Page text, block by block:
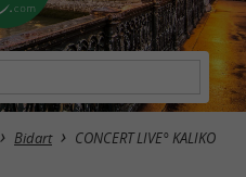
Bidart CONCERT LIVE° KALIKO